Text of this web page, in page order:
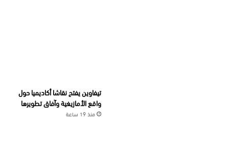
تيفاوين يفتح نقاشا أكاديميا حول
واقع الأمازيغية وآفاق تطويرها
منذ 19 ساعة